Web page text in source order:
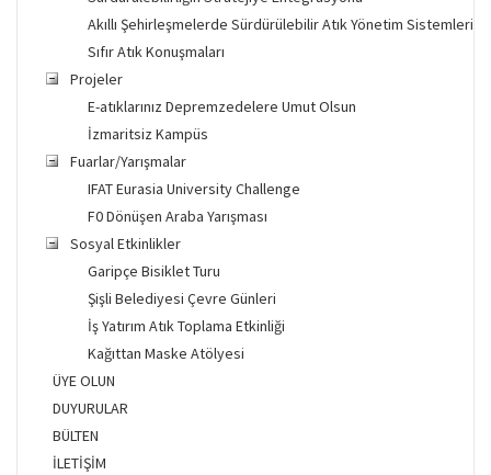
Akıllı Şehirleşmelerde Sürdürülebilir Atık Yönetim Sistemleri
Sıfır Atık Konuşmaları
Projeler
E-atıklarınız Depremzedelere Umut Olsun
İzmaritsiz Kampüs
Fuarlar/Yarışmalar
IFAT Eurasia University Challenge
F0 Dönüşen Araba Yarışması
Sosyal Etkinlikler
Garipçe Bisiklet Turu
Şişli Belediyesi Çevre Günleri
İş Yatırım Atık Toplama Etkinliği
Kağıttan Maske Atölyesi
ÜYE OLUN
DUYURULAR
BÜLTEN
İLETİŞİM